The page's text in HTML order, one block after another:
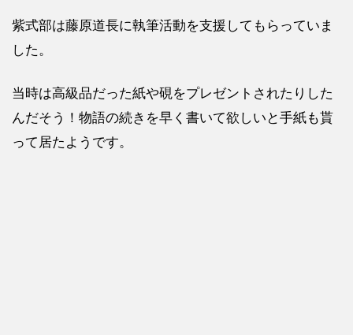
ペア
数
2.4
松下洸
紫式部は藤原道長に執筆活動を支援してもらっていま
した。
当時は高級品だった紙や硯をプレゼントされたりした
んだそう！物語の続きを早く書いて欲しいと手紙も貰
って居たようです。